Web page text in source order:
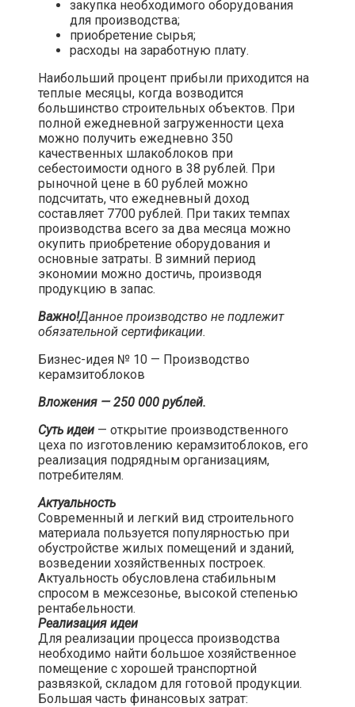
закупка необходимого оборудования
для производства;
приобретение сырья;
расходы на заработную плату.
Наибольший процент прибыли приходится на
теплые месяцы, когда возводится
большинство строительных объектов. При
полной ежедневной загруженности цеха
можно получить ежедневно 350
качественных шлакоблоков при
себестоимости одного в 38 рублей. При
рыночной цене в 60 рублей можно
подсчитать, что ежедневный доход
составляет 7700 рублей. При таких темпах
производства всего за два месяца можно
окупить приобретение оборудования и
основные затраты. В зимний период
экономии можно достичь, производя
продукцию в запас.​
Важно!Данное производство не подлежит
обязательной сертификации.
Бизнес-идея № 10 — Производство
керамзитоблоков​
Вложения — 250 000 рублей.
Суть идеи — открытие производственного
цеха по изготовлению керамзитоблоков, его
реализация подрядным организациям,
потребителям.​
Актуальность
Современный и легкий вид строительного
материала пользуется популярностью при
обустройстве жилых помещений и зданий,
возведении хозяйственных построек.
Актуальность обусловлена стабильным
спросом в межсезонье, высокой степенью
рентабельности.
Реализация идеи
Для реализации процесса производства
необходимо найти большое хозяйственное
помещение с хорошей транспортной
развязкой, складом для готовой продукции.
Большая часть финансовых затрат: